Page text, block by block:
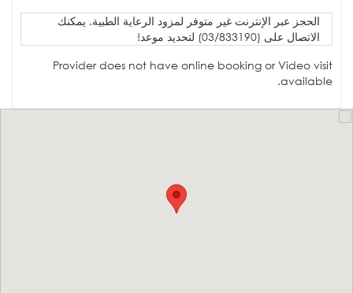
الحجز عبر الإنترنت غير متوفر لمزود الرعاية الطبية. يمكنك
الاتصال على (03/833190) لتحديد موعد!
Provider does not have online booking or Video visit
available.